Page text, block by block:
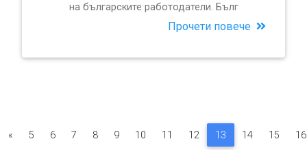
на българските работодатели. Бълг
Прочети повече
« 5 6 7 8 9 10 11 12 13 14 15 16